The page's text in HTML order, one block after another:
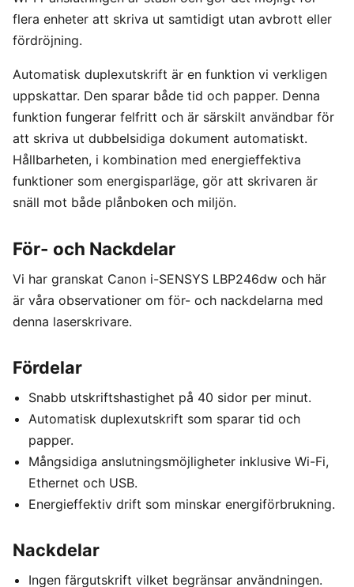
flera enheter att skriva ut samtidigt utan avbrott eller
fördröjning.
Automatisk duplexutskrift är en funktion vi verkligen
uppskattar. Den sparar både tid och papper. Denna
funktion fungerar felfritt och är särskilt användbar för
att skriva ut dubbelsidiga dokument automatiskt.
Hållbarheten, i kombination med energieffektiva
funktioner som energisparläge, gör att skrivaren är
snäll mot både plånboken och miljön.
För- och Nackdelar
Vi har granskat Canon i-SENSYS LBP246dw och här
är våra observationer om för- och nackdelarna med
denna laserskrivare.
Fördelar
Snabb utskriftshastighet på 40 sidor per minut.
Automatisk duplexutskrift som sparar tid och
papper.
Mångsidiga anslutningsmöjligheter inklusive Wi-Fi,
Ethernet och USB.
Energieffektiv drift som minskar energiförbrukning.
Nackdelar
Ingen färgutskrift vilket begränsar användningen.